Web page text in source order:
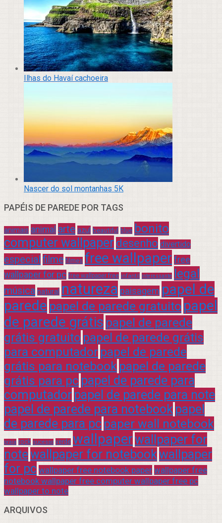
Ilhas do Havaí cachoeira
Nascer do sol montanhas 5K
PAPÉIS DE PAREDE POR TAGS
animais animal arte azul beautiful blue bonito
computer wallpaper desenho divertido
especial filme filmes free wallpaper free
wallpaper for pc free wallpaper free infantil interessante legal
música natural natureza paisagem papel de
parede papel de parede gratuito papel
de parede grátis papel de parede
grátis gratuito papel de parede grátis
para computador papel de parede
grátis para notebook papel de parede
grátis para pc papel de parede para
computador papel de parede para note
papel de parede para notebook papel
de parede para pc paper wall notebook
praia rock sucesso verde wallpaperwallpaper for
notewallpaper for notebookwallpaper
for pc wallpaper free notebook paper wallpaper free
notebook wallpaper free computer wallpaper free pc
wallpaper to note
ARQUIVOS